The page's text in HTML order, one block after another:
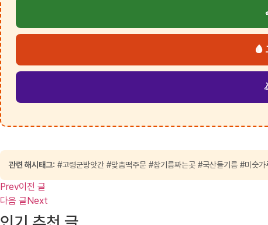
🩸
관련 해시태그: #고령군방앗간 #맞춤떡주문 #참기름짜는곳 #국산들기름 #미숫
Prev이전 글
다음 글Next